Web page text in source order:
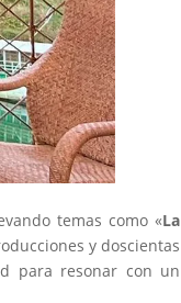
temas como «La
y doscientas
para resonar con un